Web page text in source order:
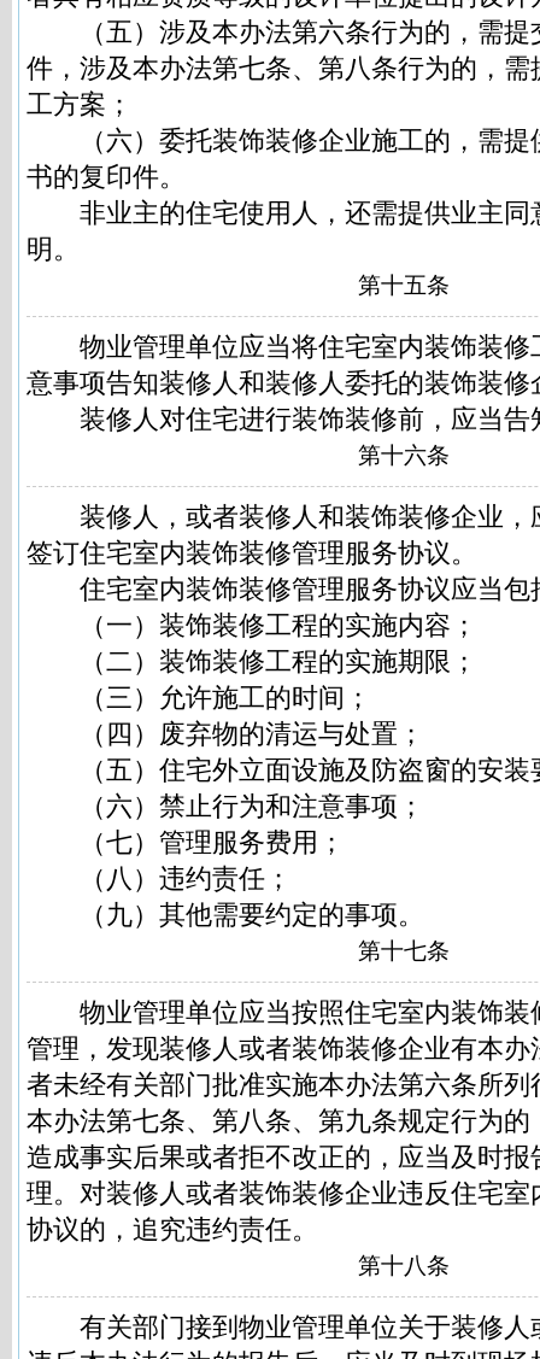
（五）涉及本办法第六条行为的，需提
件，涉及本办法第七条、第八条行为的，
工方案；
（六）委托装饰装修企业施工的，需提
书的复印件。
非业主的住宅使用人，还需提供业主同
明。
第十五条
物业管理单位应当将住宅室内装饰装修
意事项告知装修人和装修人委托的装饰装修
装修人对住宅进行装饰装修前，应当告
第十六条
装修人，或者装修人和装饰装修企业，
签订住宅室内装饰装修管理服务协议。
住宅室内装饰装修管理服务协议应当包
（一）装饰装修工程的实施内容；
（二）装饰装修工程的实施期限；
（三）允许施工的时间；
（四）废弃物的清运与处置；
（五）住宅外立面设施及防盗窗的安装
（六）禁止行为和注意事项；
（七）管理服务费用；
（八）违约责任；
（九）其他需要约定的事项。
第十七条
物业管理单位应当按照住宅室内装饰装
管理，发现装修人或者装饰装修企业有本
者未经有关部门批准实施本办法第六条所
本办法第七条、第八条、第九条规定行为
造成事实后果或者拒不改正的，应当及时
理。对装修人或者装饰装修企业违反住宅
协议的，追究违约责任。
第十八条
有关部门接到物业管理单位关于装修人